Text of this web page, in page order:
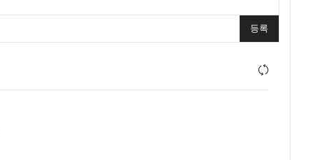
등록